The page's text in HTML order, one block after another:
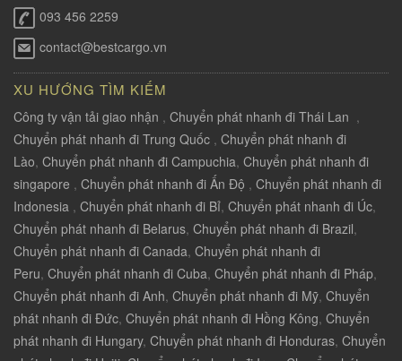
093 456 2259
contact@bestcargo.vn
XU HƯỚNG TÌM KIẾM
Công ty vận tải giao nhận , Chuyển phát nhanh đi Thái Lan ,
Chuyển phát nhanh đi Trung Quốc , Chuyển phát nhanh đi
Lào, Chuyển phát nhanh đi Campuchia, Chuyển phát nhanh đi
singapore , Chuyển phát nhanh đi Ấn Độ , Chuyển phát nhanh đi
Indonesia , Chuyển phát nhanh đi Bỉ, Chuyển phát nhanh đi Úc,
Chuyển phát nhanh đi Belarus, Chuyển phát nhanh đi Brazil,
Chuyển phát nhanh đi Canada, Chuyển phát nhanh đi
Peru, Chuyển phát nhanh đi Cuba, Chuyển phát nhanh đi Pháp,
Chuyển phát nhanh đi Anh, Chuyển phát nhanh đi Mỹ, Chuyển
phát nhanh đi Đức, Chuyển phát nhanh đi Hồng Kông, Chuyển
phát nhanh đi Hungary, Chuyển phát nhanh đi Honduras, Chuyển